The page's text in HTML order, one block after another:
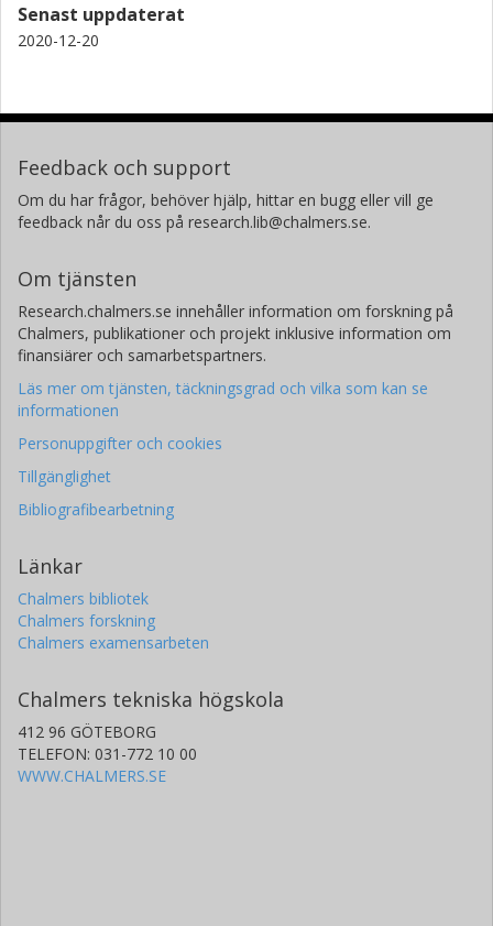
Senast uppdaterat
2020-12-20
Feedback och support
Om du har frågor, behöver hjälp, hittar en bugg eller vill ge
feedback når du oss på research.lib@chalmers.se.
Om tjänsten
Research.chalmers.se innehåller information om forskning på
Chalmers, publikationer och projekt inklusive information om
finansiärer och samarbetspartners.
Läs mer om tjänsten, täckningsgrad och vilka som kan se
informationen
Personuppgifter och cookies
Tillgänglighet
Bibliografibearbetning
Länkar
Chalmers bibliotek
Chalmers forskning
Chalmers examensarbeten
Chalmers tekniska högskola
412 96 GÖTEBORG
TELEFON: 031-772 10 00
WWW.CHALMERS.SE